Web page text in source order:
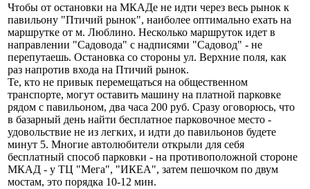
Чтобы от остановки на МКАДе не идти через весь рынок к
павильону "Птичий рынок", наиболее оптимально ехать на
маршрутке от м. Люблино. Несколько маршруток идет в
направлении "Садовода" с надписями "Садовод" - не
перепутаешь. Остановка со стороны ул. Верхние поля, как
раз напротив входа на Птичий рынок.
Те, кто не привык перемещаться на общественном
транспорте, могут оставить машину на платной парковке
рядом с павильоном, два часа 200 руб. Сразу оговорюсь, что
в базарный день найти бесплатное парковочное место -
удовольствие не из легких, и идти до павильонов будете
минут 5. Многие автолюбители открыли для себя
бесплатный способ парковки - на противоположной стороне
МКАД - у ТЦ "Мега", "ИКЕА", затем пешочком по двум
мостам, это порядка 10-12 мин.